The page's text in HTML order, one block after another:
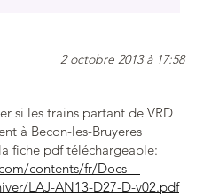
2 octobre 2013 à 17:58
si les trains partant de VRD
à Becon-les-Bruyeres
fiche pdf téléchargeable:
contents/fr/Docs—
LAJ-AN13-D27-D-v02.pdf